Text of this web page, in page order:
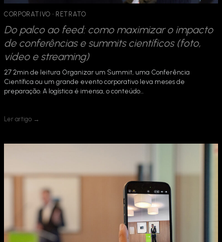
CORPORATIVO · RETRATO
Do palco ao feed: como maximizar o impacto
de conferências e summits científicos (foto,
vídeo e streaming)
27 2min de leitura Organizar um Summit, uma Conferência
Científica ou um grande evento corporativo leva meses de
preparação. A logística é imensa, o conteúdo…
Ler artigo →